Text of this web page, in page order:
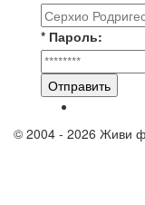
* Пароль:
Отправить
© 2004 - 2026 Живи